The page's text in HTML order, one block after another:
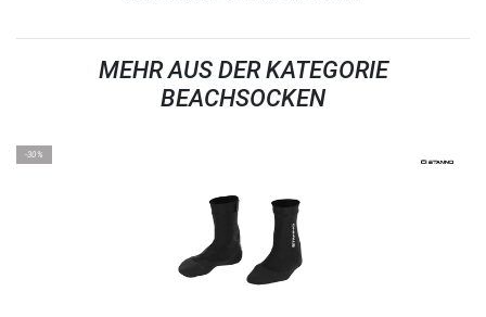
MEHR AUS DER KATEGORIE
BEACHSOCKEN
-30%